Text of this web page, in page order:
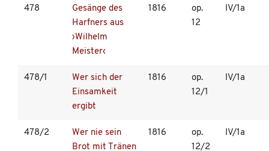
478
Gesänge des
Harfners aus
›Wilhelm
Meister‹
1816
op.
12
IV/1a
478/1
Wer sich der
Einsamkeit
ergibt
1816
op.
12/1
IV/1a
478/2
Wer nie sein
Brot mit Tränen
1816
op.
12/2
IV/1a